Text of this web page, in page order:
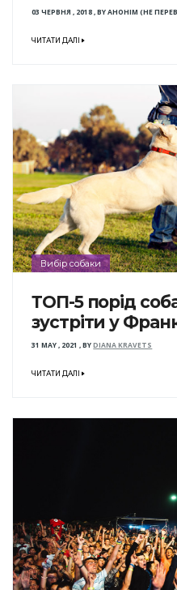
03 ЧЕРВНЯ , 2018,BYАНОНІМ (НЕ
ЧИТАТИ ДАЛІ
Вибір собаки
ТОП-5 порід
зустріти у
31 MAY , 2021 ,BYDIANA KRAVETS
ЧИТАТИ ДАЛІ